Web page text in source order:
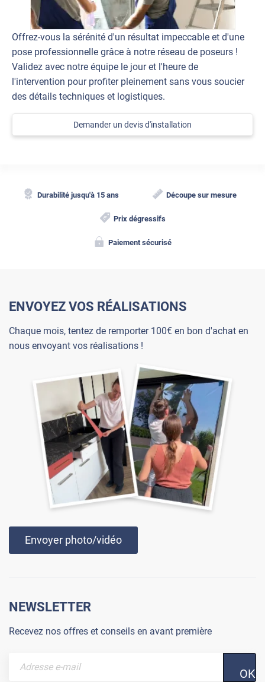
Offrez-vous la sérénité d'un résultat impeccable et d'une
pose professionnelle grâce à notre réseau de poseurs !
Validez avec notre équipe le jour et l'heure de
l'intervention pour profiter pleinement sans vous soucier
des détails techniques et logistiques.
Demander un devis d'installation
Durabilité jusqu'à 15 ans Découpe sur mesure
Prix dégressifs
Paiement sécurisé
ENVOYEZ VOS RÉALISATIONS
Chaque mois, tentez de remporter 100€ en bon d'achat en
nous envoyant vos réalisations !
Envoyer photo/vidéo
NEWSLETTER
Recevez nos offres et conseils en avant première
OK